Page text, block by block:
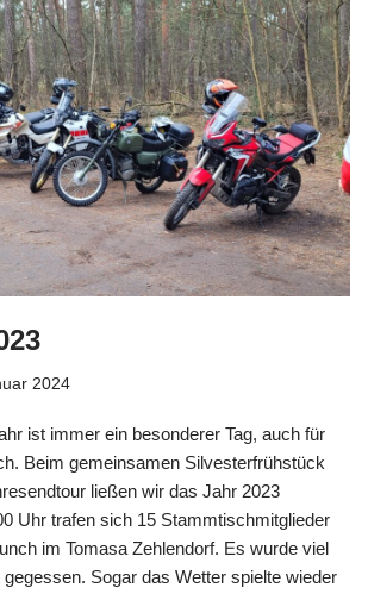
2024
ist immer ein besonderer Tag, auch für
Beim gemeinsamen Silvesterfrühstück
ließen wir das Jahr 2023
Uhr trafen sich 15 Stammtischmitglieder
im Tomasa Zehlendorf. Es wurde viel
Sogar das Wetter spielte wieder